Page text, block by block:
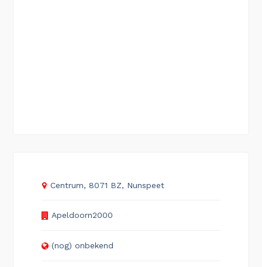
Centrum, 8071 BZ, Nunspeet
Apeldoorn2000
(nog) onbekend